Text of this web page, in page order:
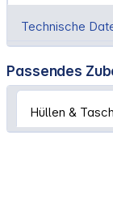
Technische
Passendes
Hüllen &